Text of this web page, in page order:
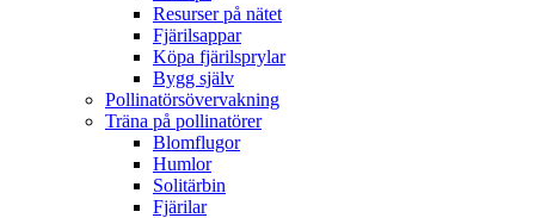
Resurser på nätet
Fjärilsappar
Köpa fjärilsprylar
Bygg själv
Pollinatörsövervakning
Träna på pollinatörer
Blomflugor
Humlor
Solitärbin
Fjärilar